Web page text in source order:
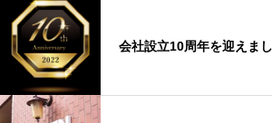
会社設立10周年を迎えま